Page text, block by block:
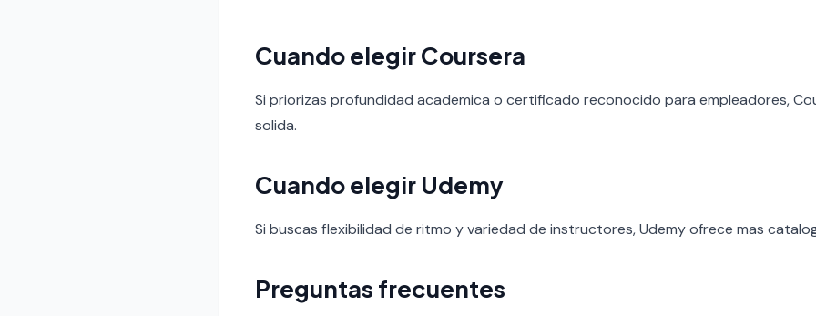
Cuando elegir Coursera
Si priorizas profundidad academica o certificado reconocido para empleadores,
solida.
Cuando elegir Udemy
Si buscas flexibilidad de ritmo y variedad de instructores, Udemy ofrece mas
Preguntas frecuentes